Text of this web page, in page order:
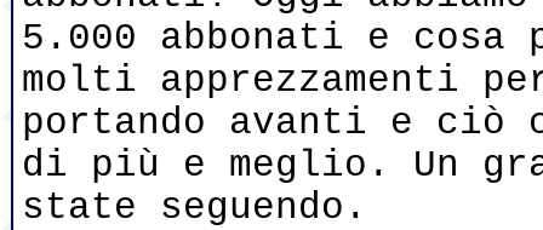
5.000 abbonati e cosa
molti apprezzamenti
portando avanti e ciò
di più e meglio. Un
state seguendo.